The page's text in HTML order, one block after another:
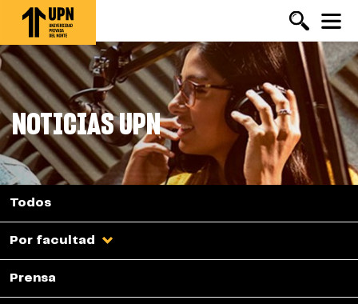
Pasar
contenido
principal
NOTICIAS UPN
Todos
Por facultad
Prensa